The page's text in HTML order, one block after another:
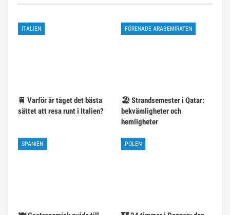
ITALIEN
🚆 Varför är tåget det bästa
sättet att resa runt i Italien?
FÖRENADE ARABEMIRATEN
🏖️ Strandsemester i Qatar:
bekvämligheter och
hemligheter
SPANIEN POLEN